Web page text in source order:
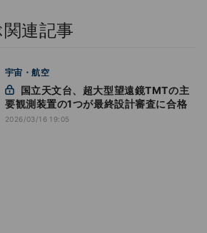
連記事
宇宙・航空
要観測装置の1つが最終設計審査に合格
2026/03/16 19:05